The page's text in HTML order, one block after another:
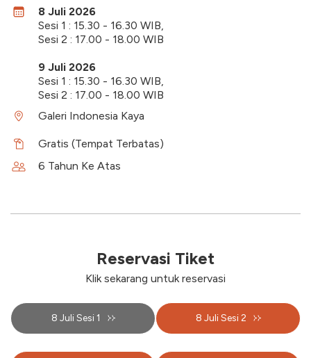
8 Juli 2026
Sesi 1 : 15.30 - 16.30 WIB,
Sesi 2 : 17.00 - 18.00 WIB
9 Juli 2026
Sesi 1 : 15.30 - 16.30 WIB,
Sesi 2 : 17.00 - 18.00 WIB
Galeri Indonesia Kaya
Gratis (Tempat Terbatas)
6 Tahun Ke Atas
Reservasi Tiket
Klik sekarang untuk reservasi
8 Juli Sesi 1 8 Juli Sesi 2